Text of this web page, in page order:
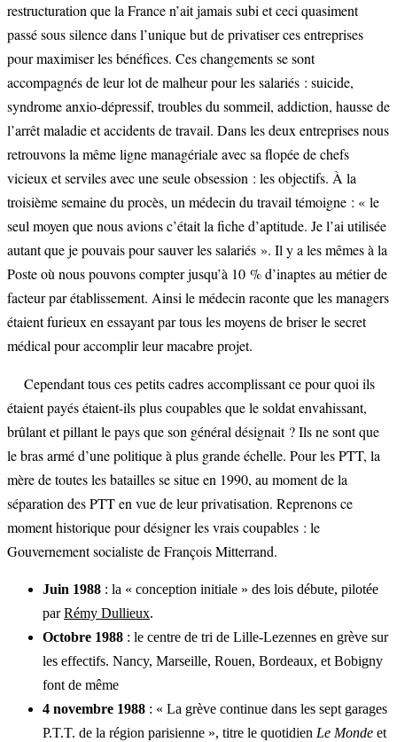
restructuration que la France n’ait jamais subi et ceci quasiment
passé sous silence dans l’unique but de privatiser ces entreprises
pour maximiser les bénéfices. Ces changements se sont
accompagnés de leur lot de malheur pour les salariés : suicide,
syndrome anxio-dépressif, troubles du sommeil, addiction, hausse de
l’arrêt maladie et accidents de travail. Dans les deux entreprises nous
retrouvons la même ligne managériale avec sa flopée de chefs
vicieux et serviles avec une seule obsession : les objectifs. À la
troisième semaine du procès, un médecin du travail témoigne : « le
seul moyen que nous avions c’était la fiche d’aptitude. Je l’ai utilisée
autant que je pouvais pour sauver les salariés ». Il y a les mêmes à la
Poste où nous pouvons compter jusqu’à 10 % d’inaptes au métier de
facteur par établissement. Ainsi le médecin raconte que les managers
étaient furieux en essayant par tous les moyens de briser le secret
médical pour accomplir leur macabre projet.
Cependant tous ces petits cadres accomplissant ce pour quoi ils
étaient payés étaient-ils plus coupables que le soldat envahissant,
brûlant et pillant le pays que son général désignait ? Ils ne sont que
le bras armé d’une politique à plus grande échelle. Pour les PTT, la
mère de toutes les batailles se situe en 1990, au moment de la
séparation des PTT en vue de leur privatisation. Reprenons ce
moment historique pour désigner les vrais coupables : le
Gouvernement socialiste de François Mitterrand.
Juin 1988 : la « conception initiale » des lois débute, pilotée
parRémy Dullieux.
Octobre 1988 : le centre de tri de Lille-Lezennes en grève sur
les effectifs. Nancy, Marseille, Rouen, Bordeaux, et Bobigny
font de même
4 novembre 1988 : « La grève continue dans les sept garages
P.T.T. de la région parisienne », titre le quotidien Le Monde et